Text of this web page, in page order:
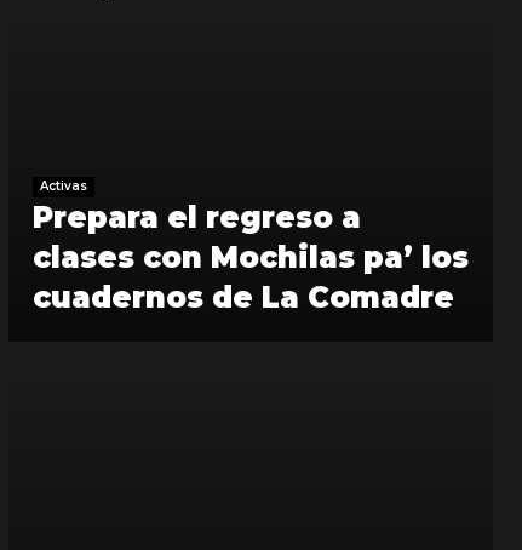
Activas
Prepara el regreso a
clases con Mochilas pa’ los
cuadernos de La Comadre